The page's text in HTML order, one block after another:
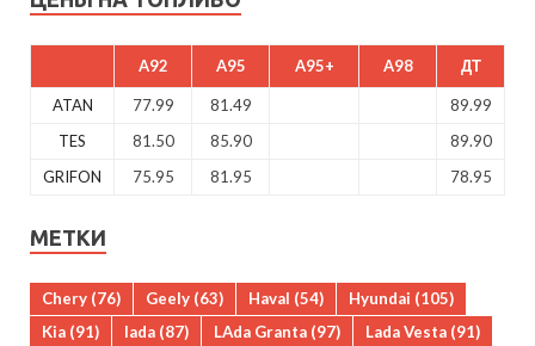
A92 A95 A95+ A98 ДТ
ATAN 77.99 81.49
89.99
TES
81.50 85.90
89.90
GRIFON
75.95 81.95 78.95
МЕТКИ
Chery (76) Geely (63) Haval (54) Hyundai (105)
Kia (91) lada (87) LAda Granta (97) Lada Vesta (91)